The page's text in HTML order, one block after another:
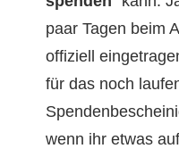
Umweltthemen
paar Tagen beim
offiziell
für das noch
wenn ihr etwas auf